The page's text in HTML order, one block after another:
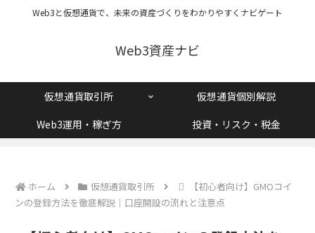
Web3と仮想通貨で、未来の資産づくりをわかりやすくナビゲート
Web3資産ナビ
仮想通貨取引所
仮想通貨個別解説
Web3運用・稼ぎ方
投資・リスク・税金
ホーム 仮想通貨取引所
【初心者向け】GMOコイ
ンの登録方法を徹底解説｜口座開設の流れと注意点